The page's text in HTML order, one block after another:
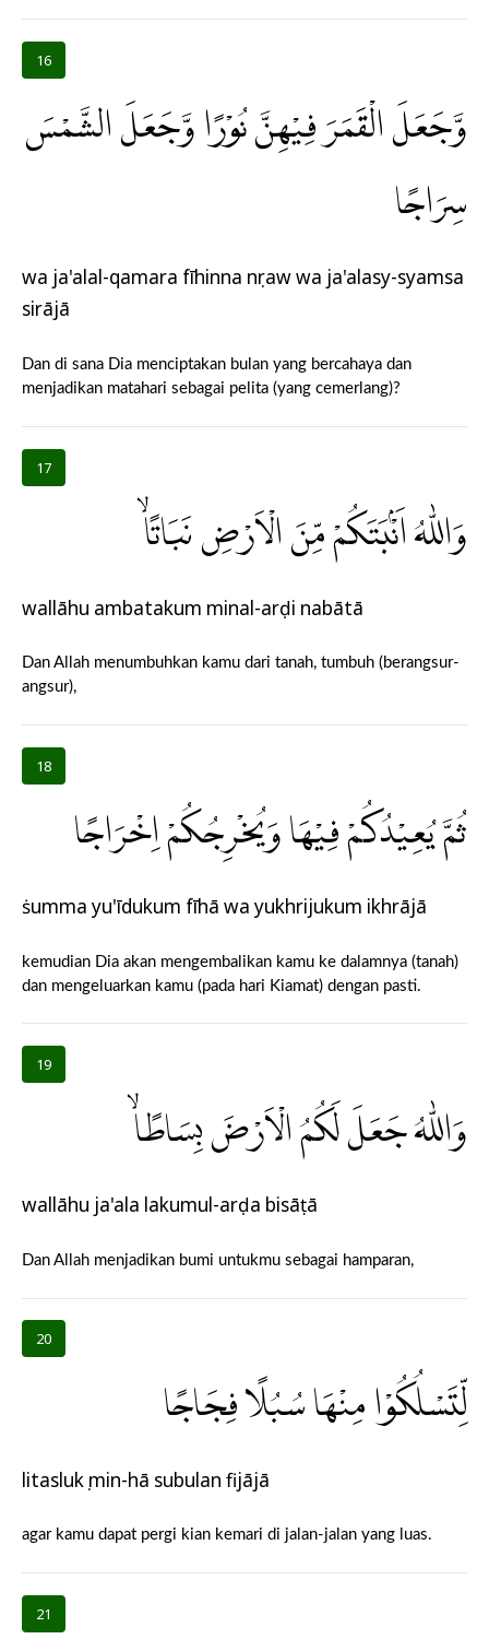
16
وَّجَعَلَ الْقَمَرَ فِيْهِنَّ نُوْرًا وَّجَعَلَ الشَّمْسَ
سِرَاجًا
wa ja'alal-qamara fīhinna nụraw wa ja'alasy-syamsa
sirājā
Dan di sana Dia menciptakan bulan yang bercahaya dan
menjadikan matahari sebagai pelita (yang cemerlang)?
17
وَاللّٰهُ اَنْۢبَتَكُمْ مِّنَ الْاَرْضِ نَبَاتًاۙ
wallāhu ambatakum minal-arḍi nabātā
Dan Allah menumbuhkan kamu dari tanah, tumbuh (berangsur-
angsur),
18
ثُمَّ يُعِيْدُكُمْ فِيْهَا وَيُخْرِجُكُمْ اِخْرَاجًا
ṡumma yu'īdukum fīhā wa yukhrijukum ikhrājā
kemudian Dia akan mengembalikan kamu ke dalamnya (tanah)
dan mengeluarkan kamu (pada hari Kiamat) dengan pasti.
19
وَاللّٰهُ جَعَلَ لَكُمُ الْاَرْضَ بِسَاطًاۙ
wallāhu ja'ala lakumul-arḍa bisāṭā
Dan Allah menjadikan bumi untukmu sebagai hamparan,
20
لِّتَسْلُكُوْا مِنْهَا سُبُلًا فِجَاجًا
litaslukụ min-hā subulan fijājā
agar kamu dapat pergi kian kemari di jalan-jalan yang luas.
21